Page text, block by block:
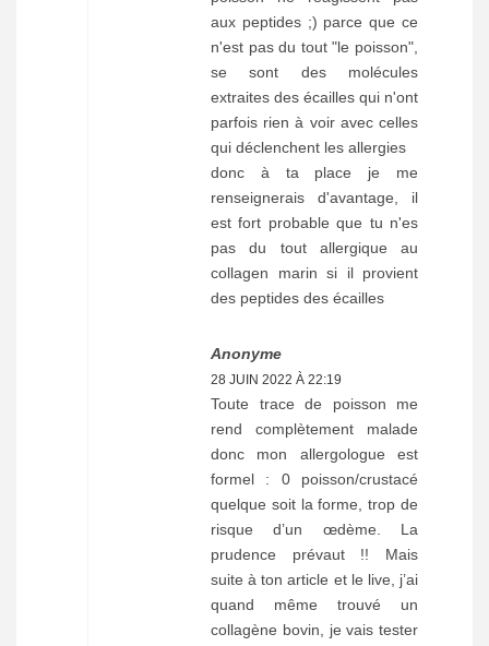
aux peptides ;) parce que ce
n'est pas du tout "le poisson",
se sont des molécules
extraites des écailles qui n'ont
parfois rien à voir avec celles
qui déclenchent les allergies
donc à ta place je me
renseignerais d'avantage, il
est fort probable que tu n'es
pas du tout allergique au
collagen marin si il provient
des peptides des écailles
Anonyme
28 JUIN 2022 À 22:19
Toute trace de poisson me
rend complètement malade
donc mon allergologue est
formel : 0 poisson/crustacé
quelque soit la forme, trop de
risque d’un œdème. La
prudence prévaut !! Mais
suite à ton article et le live, j’ai
quand même trouvé un
collagène bovin, je vais tester